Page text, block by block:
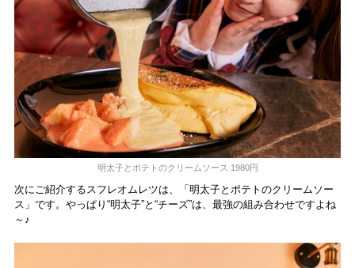
明太子とポテトのクリームソース 1980円
次にご紹介するスフレオムレツは、「明太子とポテトのクリームソー
ス」です。やっぱり“明太子”と“チーズ”は、最強の組み合わせですよね
～♪